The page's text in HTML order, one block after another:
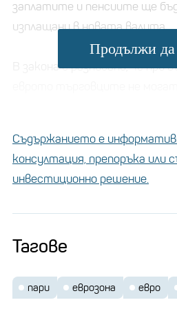
заплатите и пенсиите ще
изплащани в новата валута.
В закона е разписано, че при
икономически фактори.
с най-
В декларациите и
Продължи
Съдържанието е
консултация, препоръка или
инвестиционно решение.
Тагове
пари еврозона евро